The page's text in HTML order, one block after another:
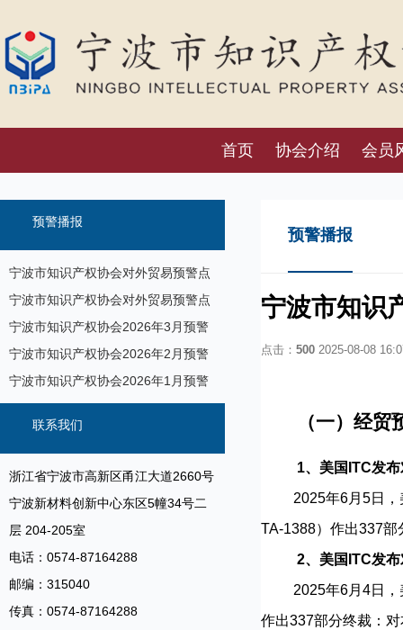
首页 协会介绍 会员
预警播报
宁波市知识产权协会对外贸易预警点
预警信息发布（7月17日）
宁波市知识产权协会对外贸易预警点
预警信息发布
宁波市知识产权协会2026年3月预警
信息
宁波市知识产权协会2026年2月预警
信息
宁波市知识产权协会2026年1月预警
信息
联系我们
浙江省宁波市高新区甬江大道2660号
宁波新材料创新中心东区5幢34号二
层 204-205室
电话：0574-87164288
邮编：315040
传真：0574-87164288
预警播报
宁波市知识
点击： 500 2025-08-08
（一）经贸
1、美国ITC发
2025年6月5日，美
TA-1388）作出337
2、美国ITC发
2025年6月4日，美
作出337部分终裁：